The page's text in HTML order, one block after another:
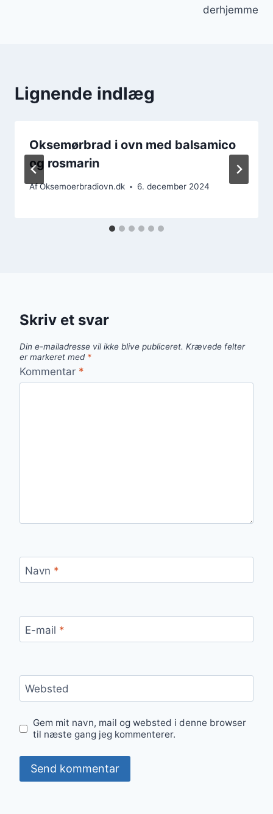
derhjemme
Lignende indlæg
Oksemørbrad i ovn med balsamico
og rosmarin
AfOksemoerbradiovn.dk 6. december 2024
Skriv et svar
Din e-mailadresse vil ikke blive publiceret. Krævede felter
er markeret med *
Kommentar *
Navn *
E-mail *
Websted
Gem mit navn, mail og websted i denne browser
til næste gang jeg kommenterer.